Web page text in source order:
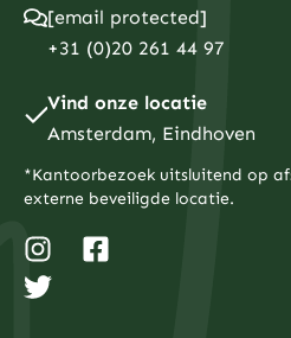
[email protected]
+31 (0)20 261 44 97
Vind onze locatie
Amsterdam, Eindhoven
*Kantoorbezoek uitsluitend op
externe beveiligde locatie.
n
s
t
a
w
i
t